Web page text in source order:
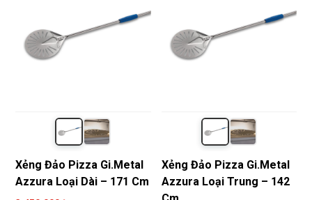
Xẻng Đảo Pizza Gi.Metal
Azzura Loại Dài – 171 Cm
Xẻng Đảo Pizza Gi.Metal
Azzura Loại Trung – 142